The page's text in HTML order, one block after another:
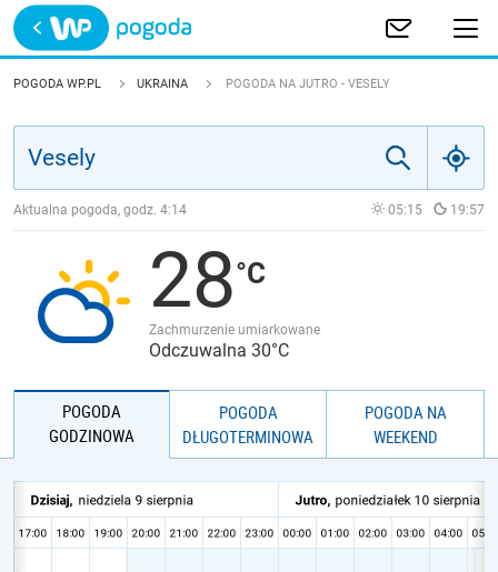
Trwa ładowanie
POLSKA
JAKOŚĆ POWIETRZA
POGODA WP.PL UKRAINA POGODA NA JUTRO - VESELY
Aktualna pogoda, godz. 4:14 05:15 19:57
28
Zachmurzenie umiarkowane
Odczuwalna 30°C
POGODA
GODZINOWA
POGODA
DŁUGOTERMINOWA
POGODA NA
WEEKEND